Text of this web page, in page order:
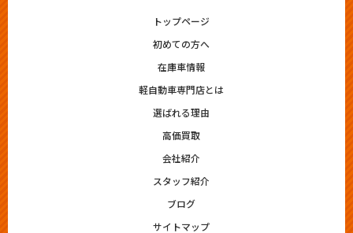
トップページ
初めての方へ
在庫車情報
軽自動車専門店とは
選ばれる理由
高価買取
会社紹介
スタッフ紹介
ブログ
サイトマップ